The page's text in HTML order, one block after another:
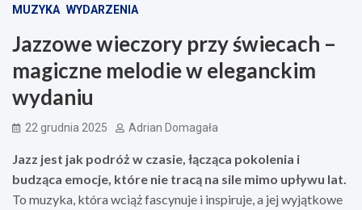
MUZYKA WYDARZENIA
Jazzowe wieczory przy świecach –
magiczne melodie w eleganckim
wydaniu
22 grudnia 2025 Adrian Domagała
Jazz jest jak podróż w czasie, łącząca pokolenia i
budząca emocje, które nie tracą na sile mimo upływu lat.
To muzyka, która wciąż fascynuje i inspiruje, a jej wyjątkowe